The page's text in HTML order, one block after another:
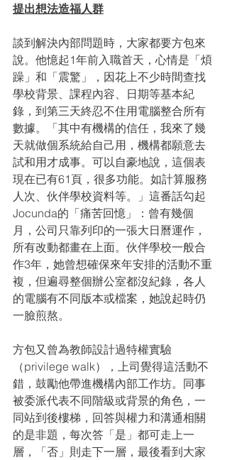
提出想法造福人群
談到解決內部問題時，大家都要方包來
說。他憶起1年前入職首天，心情是「煩
躁」和「震驚」，因花上不少時間查找
學校背景、課程內容、日期等基本紀
錄，到第三天終忍不住用電腦整合所有
數據。「其中有機構的信任，我來了幾
天就做個系統給自己用，機構都願意去
試和用才成事。可以自豪地說，這個表
現在已有61頁，很多功能。如計算服務
人次、伙伴學校資料等。」這番話勾起
Jocunda的「痛苦回憶」：曾有幾個
月，公司只靠列印的一張大日曆運作，
所有改動都畫在上面。伙伴學校一般合
作3年，她曾想確保來年安排的活動不重
複，但遍尋整個辦公室都沒紀錄，各人
的電腦有不同版本或檔案，她說起時仍
一臉煎熬。
方包又曾為教師設計過特權實驗
（privilege walk），上司覺得這活動不
錯，鼓勵他帶進機構內部工作坊。同事
被委派代表不同階級或背景的角色，一
同站到後樓梯，回答與權力和溝通相關
的是非題，每次答「是」都可走上一
層，「否」則走下一層，最後看到大家